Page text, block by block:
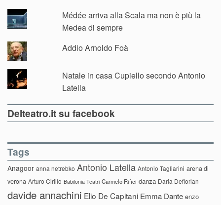
Médée arriva alla Scala ma non è più la
Medea di sempre
Addio Arnoldo Foà
Natale in casa Cupiello secondo Antonio
Latella
Delteatro.it su facebook
Tags
Anagoor anna netrebko Antonio Latella Antonio Tagliarini arena di
verona Arturo Cirillo Babilonia Teatri Carmelo Rifici danza Daria Deflorian
davide annachini Elio De Capitani Emma Dante enzo